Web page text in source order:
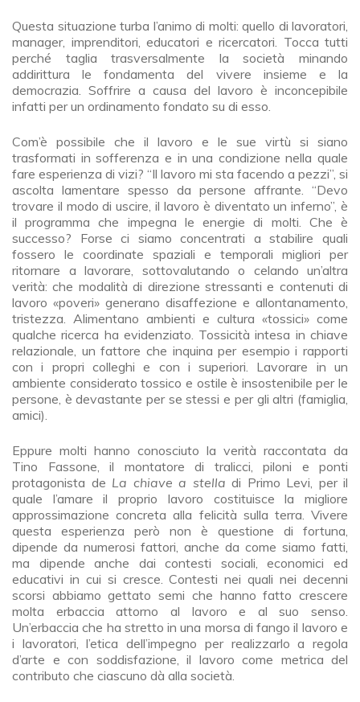
Questa situazione turba l’animo di molti: quello di lavoratori,
manager, imprenditori, educatori e ricercatori. Tocca tutti
perché taglia trasversalmente la società minando
addirittura le fondamenta del vivere insieme e la
democrazia. Soffrire a causa del lavoro è inconcepibile
infatti per un ordinamento fondato su di esso.
Com’è possibile che il lavoro e le sue virtù si siano
trasformati in sofferenza e in una condizione nella quale
fare esperienza di vizi? “Il lavoro mi sta facendo a pezzi”, si
ascolta lamentare spesso da persone affrante. “Devo
trovare il modo di uscire, il lavoro è diventato un inferno”, è
il programma che impegna le energie di molti. Che è
successo? Forse ci siamo concentrati a stabilire quali
fossero le coordinate spaziali e temporali migliori per
ritornare a lavorare, sottovalutando o celando un’altra
verità: che modalità di direzione stressanti e contenuti di
lavoro «poveri» generano disaffezione e allontanamento,
tristezza. Alimentano ambienti e cultura «tossici» come
qualche ricerca ha evidenziato. Tossicità intesa in chiave
relazionale, un fattore che inquina per esempio i rapporti
con i propri colleghi e con i superiori. Lavorare in un
ambiente considerato tossico e ostile è insostenibile per le
persone, è devastante per se stessi e per gli altri (famiglia,
amici).
Eppure molti hanno conosciuto la verità raccontata da
Tino Fassone, il montatore di tralicci, piloni e ponti
protagonista de La chiave a stella di Primo Levi, per il
quale l’amare il proprio lavoro costituisce la migliore
approssimazione concreta alla felicità sulla terra. Vivere
questa esperienza però non è questione di fortuna,
dipende da numerosi fattori, anche da come siamo fatti,
ma dipende anche dai contesti sociali, economici ed
educativi in cui si cresce. Contesti nei quali nei decenni
scorsi abbiamo gettato semi che hanno fatto crescere
molta erbaccia attorno al lavoro e al suo senso.
Un’erbaccia che ha stretto in una morsa di fango il lavoro e
i lavoratori, l’etica dell’impegno per realizzarlo a regola
d’arte e con soddisfazione, il lavoro come metrica del
contributo che ciascuno dà alla società.